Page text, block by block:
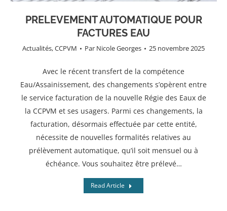
PRELEVEMENT AUTOMATIQUE POUR
FACTURES EAU
Actualités,CCPVM Par Nicole Georges 25 novembre 2025
Avec le récent transfert de la compétence
Eau/Assainissement, des changements s’opèrent entre
le service facturation de la nouvelle Régie des Eaux de
la CCPVM et ses usagers. Parmi ces changements, la
facturation, désormais effectuée par cette entité,
nécessite de nouvelles formalités relatives au
prélèvement automatique, qu’il soit mensuel ou à
échéance. Vous souhaitez être prélevé…
Read Article